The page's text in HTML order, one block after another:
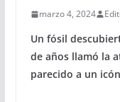
marzo 4, 2024
Un fósil
de años llamó la
parecido a un